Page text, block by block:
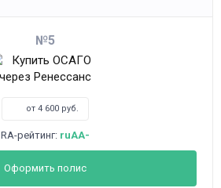
5
от 4 600 руб.
RA-рейтинг: ruAA-
Оформить полис